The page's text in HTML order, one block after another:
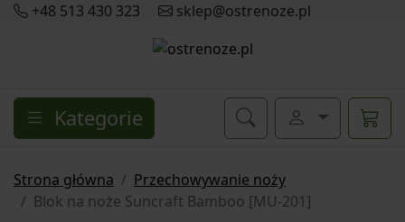
+48 513 430 323 sklep@ostrenoze.pl
Kategorie
Strona główna
Przechowywanie noży
Blok na noże Suncraft Bamboo [MU-201]